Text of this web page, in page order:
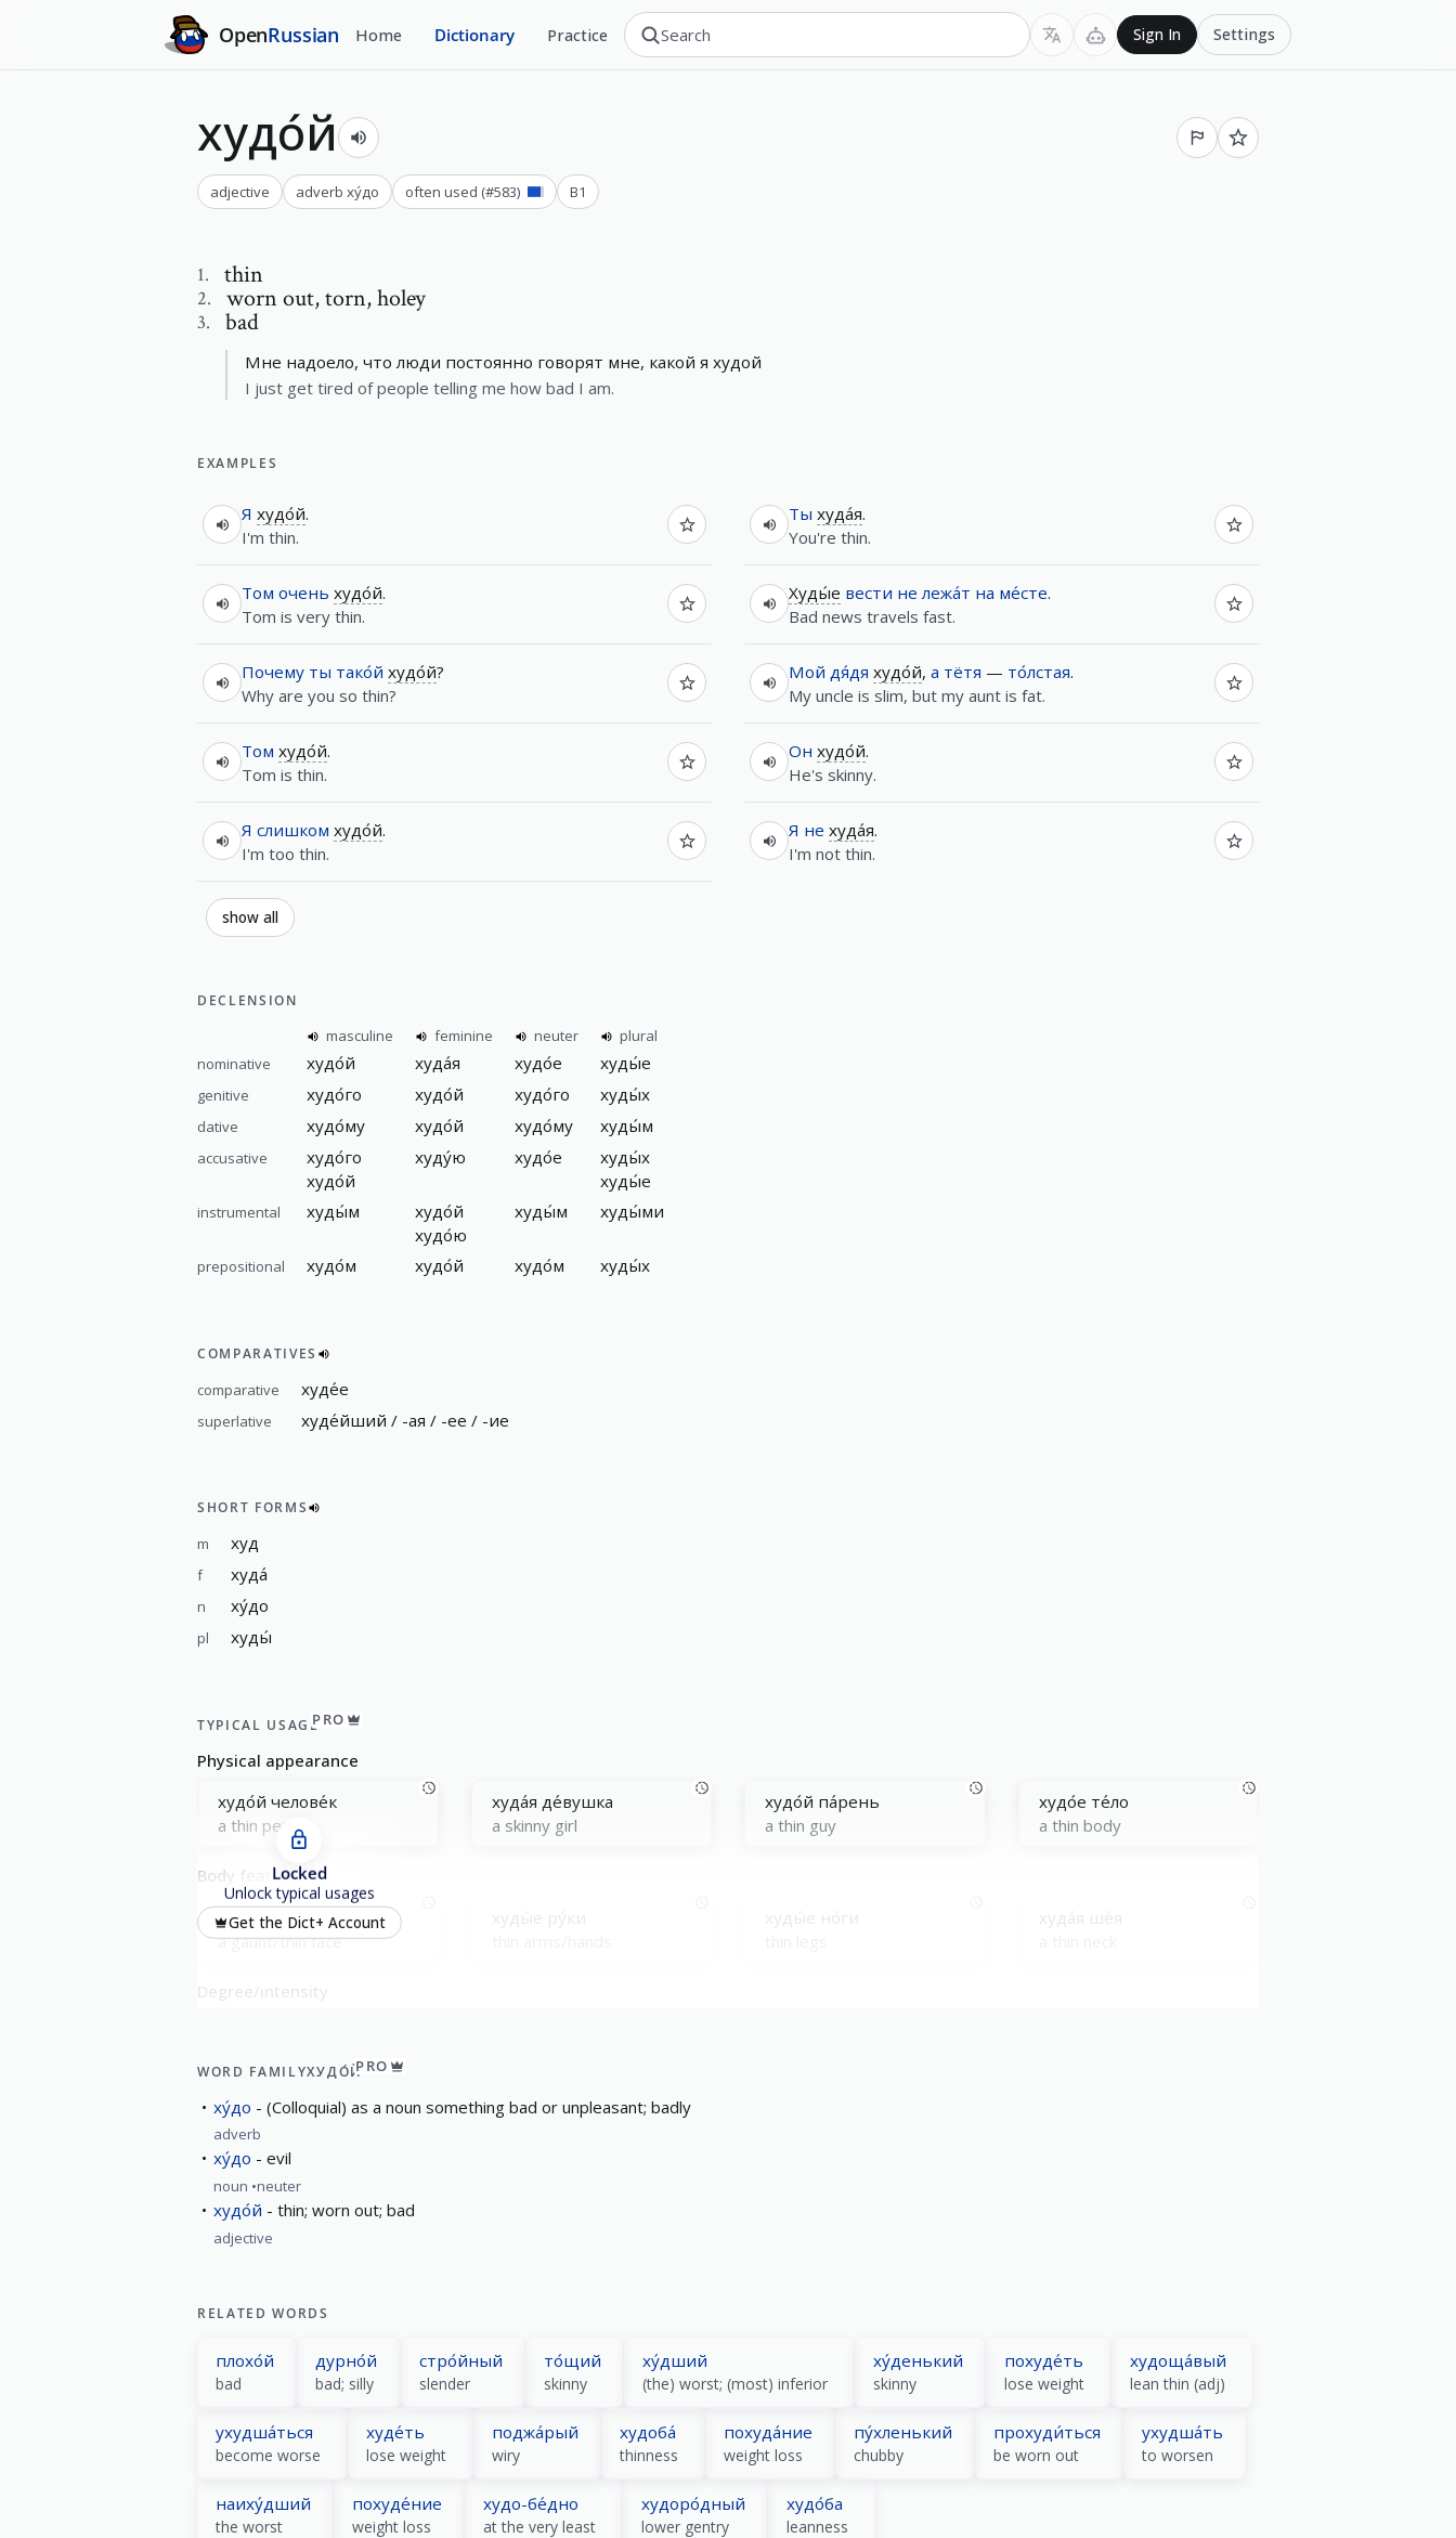
OpenRussian Home Dictionary Practice Sign In Settings
худо́й
adjective adverb ху́до often used (#583) B1
1. thin
2. worn out,torn, holey
3. bad
Мне надоело, что люди постоянно говорят мне, какой я худой
I just get tired of people telling me how bad I am.
EXAMPLES
Я худо́й.
I'm thin.
Том очень худо́й.
Tom is very thin.
Почему ты тако́й худо́й?
Why are you so thin?
Том худо́й.
Tom is thin.
Я слишком худо́й.
I'm too thin.
Ты худа́я.
You're thin.
Худы́е вести не лежа́т на ме́сте.
Bad news travels fast.
Мой дя́дя худо́й, а тётя — то́лстая.
My uncle is slim, but my aunt is fat.
Он худо́й.
He's skinny.
Я не худа́я.
I'm not thin.
show all
DECLENSION
masculine feminine neuter
plural
nominative
худо́й худа́я худо́е худы́е
genitive худо́го худо́й худо́го худы́х
dative худо́му худо́й худо́му худы́м
accusative
худо́го
худо́й
худу́ю худо́е
худы́х
худы́е
instrumental худы́м
худо́й
худо́ю
худы́м худы́ми
prepositional худо́м худо́й худо́м худы́х
COMPARATIVES
comparative худе́е
superlative худе́йший / -ая / -ее / -ие
SHORT FORMS
m худ
f худа́
n ху́до
pl худы́
TYPICAL USAGEPRO
Physical appearance
худо́й челове́к
a thin person
худа́я де́вушка
a skinny girl
худо́й па́рень
a thin guy
худо́е те́ло
a thin body
Body features
худо́е лицо́
a gaunt/thin face
Locked
Unlock typical usages
Get the Dict+ Account
WORD FAMILYХУДО́ЙPRO
ху́до (Colloquial) as a noun something bad or unpleasant; badly
adverb
ху́до evil
noun neuter
худо́й thin; worn out; bad
adjective
RELATED WORDS
плохо́й
bad
дурно́й
bad; silly
стро́йный
slender
то́щий
skinny
ху́дший
(the) worst; (most) inferior
ху́денький
skinny
похуде́ть
lose weight
худоща́вый
lean thin (adj)
ухудша́ться
become worse
худе́ть
lose weight
поджа́рый
wiry
худоба́
thinness
похуда́ние
weight loss
пу́хленький
chubby
прохуди́ться
be worn out
ухудша́ть
to worsen
наиху́дший
the worst
похуде́ние
weight loss
худо-бе́дно
at the very least
худоро́дный
lower gentry
худо́ба
leanness